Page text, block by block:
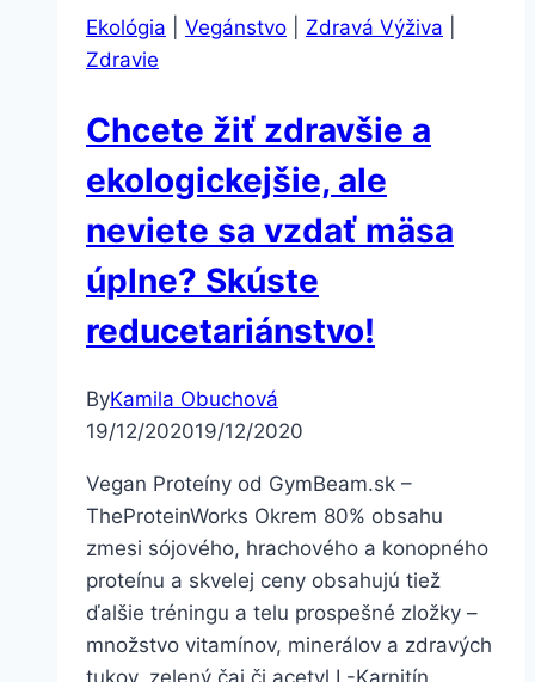
Ekológia Vegánstvo Zdravá Výživa
Zdravie
Chcete žiť zdravšie a
ekologickejšie, ale
neviete sa vzdať mäsa
úplne? Skúste
reducetariánstvo!
ByKamila Obuchová
19/12/202019/12/2020
Vegan Proteíny od GymBeam.sk –
TheProteinWorks Okrem 80% obsahu
zmesi sójového, hrachového a konopného
proteínu a skvelej ceny obsahujú tiež
ďalšie tréningu a telu prospešné zložky –
množstvo vitamínov, minerálov a zdravých
tukov, zelený čaj či acetyl L-Karnitín.